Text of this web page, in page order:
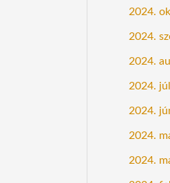
2024.
2024.
2024.
2024.
2024.
2024.
2024.